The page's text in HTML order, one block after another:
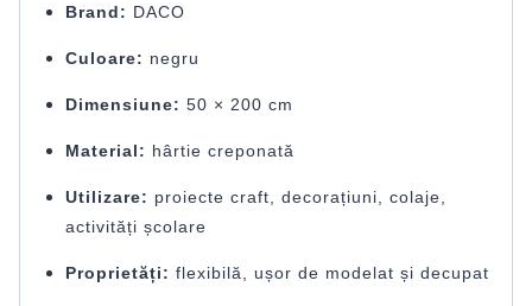
Brand: DACO
Culoare: negru
Dimensiune: 50 × 200 cm
Material: hârtie creponată
Utilizare: proiecte craft, decorațiuni, colaje,
activități școlare
Proprietăți: flexibilă, ușor de modelat și decupat